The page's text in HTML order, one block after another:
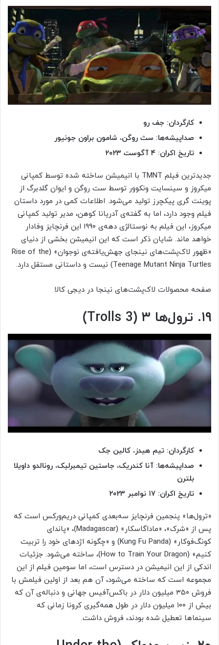
کارگردان: جف رو
صداپیشه‌ها: سث روگن، شامون براون جونیور
تاریخ اکران: ۴ آگوست ۲۰۲۳
جدیدترین فیلم TMNT با انیمیشن ساخته شده توسط کمپانی
میکروز و سینسایت ونکوور توسط ست روگن و ایوان گلدبرگ از
پوینت گری پیکچرز تولید می‌شود. اطلاعات کمی در مورد داستان
فیلم وجود دارد، اما به گفته‌ی آدریانا کوهن، مدیر تولید کمپانی
میکروز، این فیلم به نوستالژی دهه‌ی ۱۹۹۰ این فرنچایز وفادار
خواهد ماند. شایان ذکر است که این انیمیشن بخشی از دنیای
«ظهور لاک‌پشت‌های نینجای جهش‌یافته‌ی نوجوان» (Rise of the
Teenage Mutant Ninja Turtles) نیست و داستانی مستقل دارد.
صفحه محصولات لاک‌پشت‌های نینجا در دیجی کالا
۱۹. ترول‌ها ۳ (Trolls 3)
کارگردان: تیم هیدز، کالین جک
صداپیشه‌ها: آنا کندریک، جاستین تیمبرلیک، رونالدو داویلا
بلترن
تاریخ اکران: ۱۷ نوامبر ۲۰۲۳
«ترول‌ها» پنجمین فرنچایز سه‌بعدی کمپانی دریم‌ورکس است که
پس از «شرک»، «ماداگاسکار» (Madagascar)، «پاندای
کونگ‌فوکار» (Kung Fu Panda) و «چگونه اژدهای خود را تربیت
کنیم» (How to Train Your Dragon)، ساخته می‌شود. جزئیات
اندکی از این انیمیشن در دسترس است، اما سومین فیلم از این
مجموعه‌ است که ساخته می‌شود، آن هم بعد از اولین فیلمش با
فروش ۳۵۰ میلیون دلار در باکس‌آفیس جهانی و دنباله‌ی آن که
بیش از ۱۰۰ میلیون دلار در طول همه‌گیری کرونا زمانی که
سینماها تعطیل شده بودند، فروش داشت.